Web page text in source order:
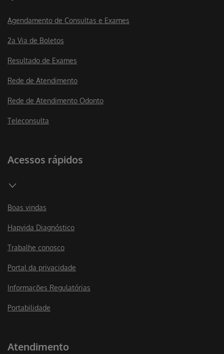
Agendamento de Consultas e Exames
2a Via de Boletos
Resultado de Exames
Rede de Atendimento
Rede de Atendimento Odonto
Teleconsulta
Acessos rápidos
Boas vindas
Hapvida Diagnóstico
Trabalhe conosco
Portal da privacidade
Informações Regulatórias
Portabilidade
Atendimento